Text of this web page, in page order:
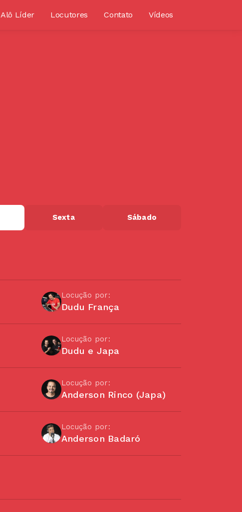
Alô Líder Locutores Contato Vídeos
Sexta Sábado
Locução por:
Dudu França
Locução por:
Dudu e Japa
Locução por:
Anderson Rinco (Japa)
Locução por:
Anderson Badaró